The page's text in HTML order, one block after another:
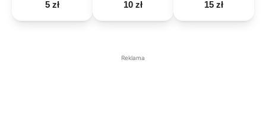
5 zł 10 zł 15 zł
Reklama